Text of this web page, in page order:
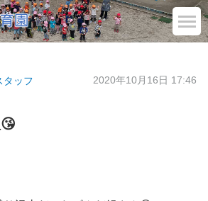
タッフ 2020年10月16日 17:46